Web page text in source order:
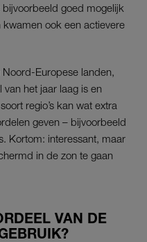
goed mogelijk
ook een actievere
Europese landen,
het jaar laag is en
regio’s kan wat extra
geven – bijvoorbeeld
Kortom: interessant, maar
in de zon te gaan
VAN DE